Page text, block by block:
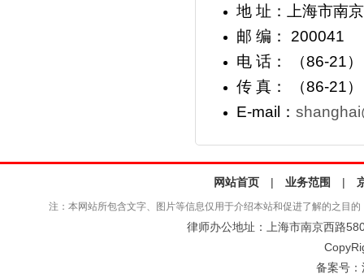
地 址：上海市南
邮 编： 200041
电 话： （86-21
传 真： （86-21
E-mail：
网站首页 | 业务范围 |
注：本网站所包含文字、图片等信息仅用于介绍本站和促进了解的之目
律师办公地址：上海市南京西路
备案号：